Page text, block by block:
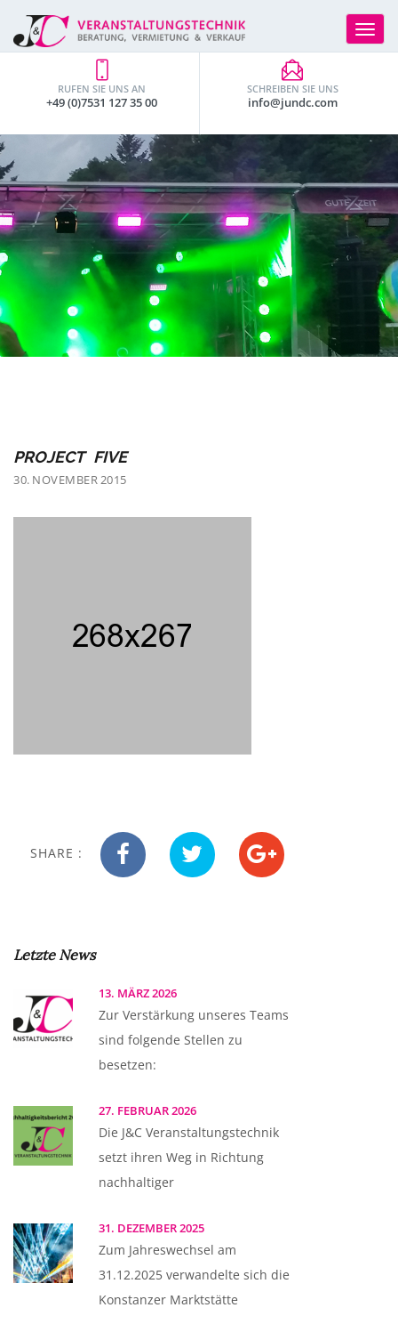
Toggle
SCHREIBEN SIE UNS
info@jundc.com
RUFEN SIE UNS AN
+49 (0)7531 127 35 00
PROJECT FIVE
30. NOVEMBER 2015
SHARE :
Letzte News
13. MÄRZ 2026
Zur Verstärkung unseres Teams
sind folgende Stellen zu
besetzen:
27. FEBRUAR 2026
Die J&C Veranstaltungstechnik
setzt ihren Weg in Richtung
nachhaltiger
31. DEZEMBER 2025
Zum Jahreswechsel am
31.12.2025 verwandelte sich die
Konstanzer Marktstätte